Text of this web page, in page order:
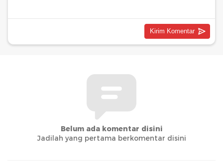
Belum ada komentar disini
Jadilah yang pertama berkomentar disini